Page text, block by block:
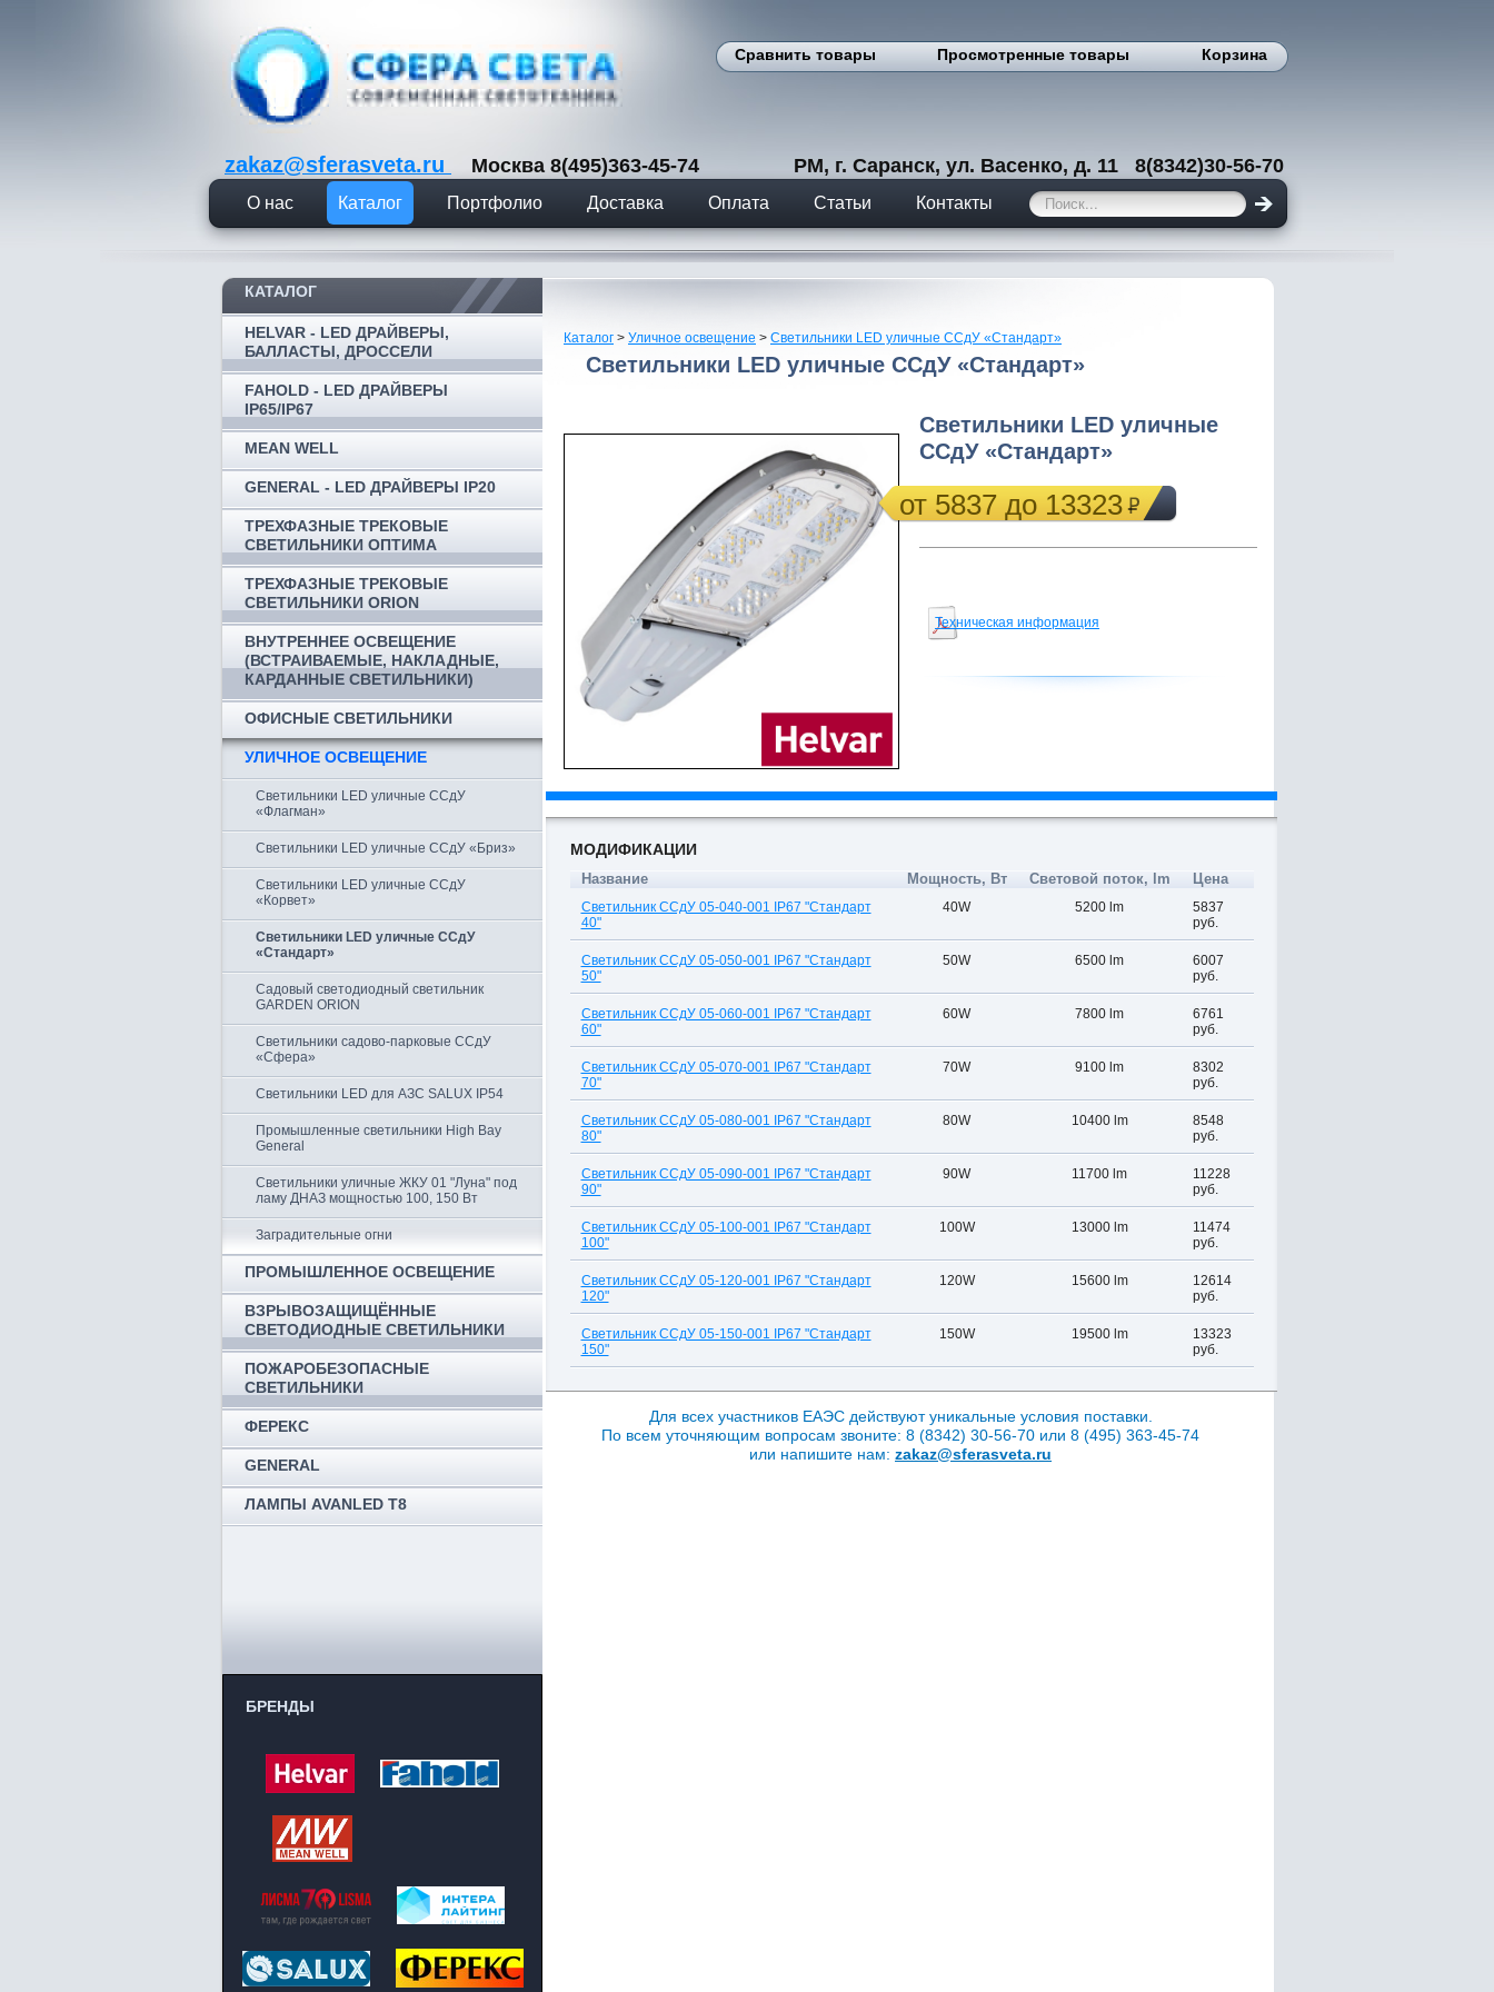
Сравнить товары Просмотренные товары Корзина
zakaz@sferasveta.ru Москва 8(495)363-45-74 РМ, г. Саранск, ул. Васенко, д. 11 8(8342)30-56-70
О нас Каталог Портфолио Доставка Оплата Статьи Контакты
КАТАЛОГ
HELVAR - LED ДРАЙВЕРЫ,
БАЛЛАСТЫ, ДРОССЕЛИ
FAHOLD - LED ДРАЙВЕРЫ
IP65/IP67
MEAN WELL
GENERAL - LED ДРАЙВЕРЫ IP20
ТРЕХФАЗНЫЕ ТРЕКОВЫЕ
СВЕТИЛЬНИКИ ОПТИМА
ТРЕХФАЗНЫЕ ТРЕКОВЫЕ
СВЕТИЛЬНИКИ ORION
ВНУТРЕННЕЕ ОСВЕЩЕНИЕ
(ВСТРАИВАЕМЫЕ, НАКЛАДНЫЕ,
КАРДАННЫЕ СВЕТИЛЬНИКИ)
ОФИСНЫЕ СВЕТИЛЬНИКИ
УЛИЧНОЕ ОСВЕЩЕНИЕ
Светильники LED уличные ССдУ
«Флагман»
Светильники LED уличные ССдУ «Бриз»
Светильники LED уличные ССдУ
«Корвет»
Светильники LED уличные ССдУ
«Стандарт»
Садовый светодиодный светильник
GARDEN ORION
Светильники садово-парковые ССдУ
«Сфера»
Светильники LED для АЗС SALUX IP54
Промышленные светильники High Bay
General
Светильники уличные ЖКУ 01 "Луна" под
ламу ДНАЗ мощностью 100, 150 Вт
Заградительные огни
ПРОМЫШЛЕННОЕ ОСВЕЩЕНИЕ
ВЗРЫВОЗАЩИЩЁННЫЕ
СВЕТОДИОДНЫЕ СВЕТИЛЬНИКИ
ПОЖАРОБЕЗОПАСНЫЕ
СВЕТИЛЬНИКИ
ФЕРЕКС
GENERAL
ЛАМПЫ AVANLED T8
БРЕНДЫ
Каталог > Уличное освещение > Светильники LED уличные ССдУ «Стандарт»
Светильники LED уличные ССдУ «Стандарт»
Светильники LED уличные
ССдУ «Стандарт»
от 5837 до 13323
Техническая информация
МОДИФИКАЦИИ
Название Мощность, Вт Световой поток, lm Цена
Светильник ССдУ 05-040-001 IP67 "Стандарт
40"
40W 5200 lm
5837
руб.
Светильник ССдУ 05-050-001 IP67 "Стандарт
50"
50W 6500 lm
6007
руб.
Светильник ССдУ 05-060-001 IP67 "Стандарт
60"
60W 7800 lm
6761
руб.
Светильник ССдУ 05-070-001 IP67 "Стандарт
70"
70W 9100 lm
8302
руб.
Светильник ССдУ 05-080-001 IP67 "Стандарт
80"
80W 10400 lm
8548
руб.
Светильник ССдУ 05-090-001 IP67 "Стандарт
90"
90W 11700 lm
11228
руб.
Светильник ССдУ 05-100-001 IP67 "Стандарт
100"
100W 13000 lm
11474
руб.
Светильник ССдУ 05-120-001 IP67 "Стандарт
120"
120W 15600 lm
12614
руб.
Светильник ССдУ 05-150-001 IP67 "Стандарт
150"
150W 19500 lm
13323
руб.
Для всех участников ЕАЭС действуют уникальные условия поставки.
По всем уточняющим вопросам звоните: 8 (8342) 30-56-70 или 8 (495) 363-45-74
или напишите нам: zakaz@sferasveta.ru